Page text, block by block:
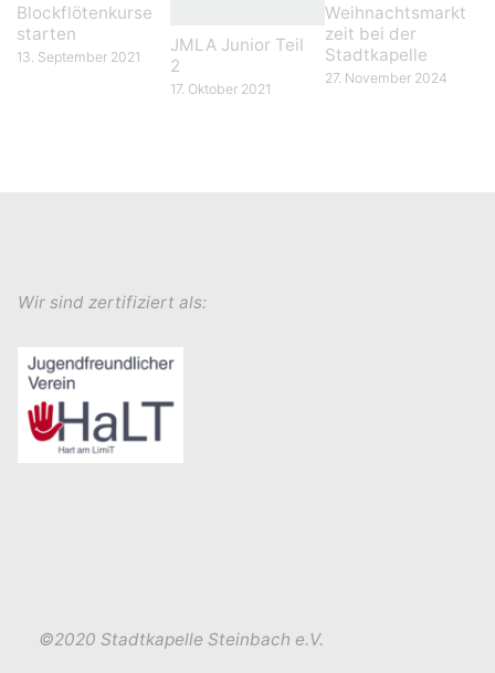
Blockflötenkurse
starten
13. September 2021
JMLA Junior Teil
2
17. Oktober 2021
Weihnachtsmarkt
zeit bei der
Stadtkapelle
27. November 2024
Wir sind zertifiziert als:
©2020 Stadtkapelle Steinbach e.V.